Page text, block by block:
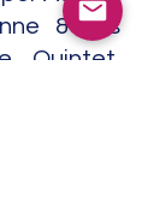
& His
Quintet,